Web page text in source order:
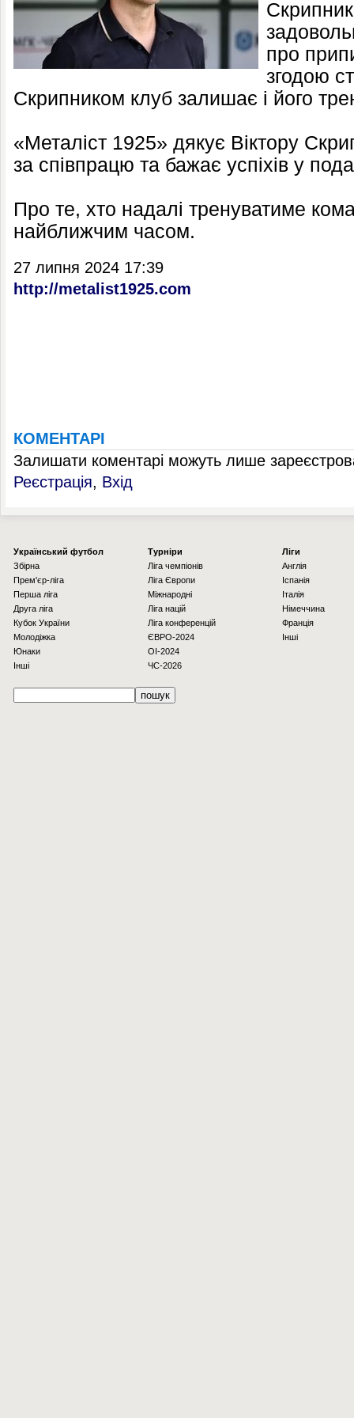
про
згодою
Скрипником клуб залишає і його
«Металіст 1925» дякує Віктору
за співпрацю та бажає успіхів у
Про те, хто надалі тренуватиме
найближчим часом.
27 липня 2024 17:39
http://metalist1925.com
КОМЕНТАРІ
Залишати коментарі можуть лише
Реєстрація, Вхід
Українcький футбол
Збірна
Прем'єр-ліга
Перша ліга
Друга ліга
Кубок України
Молодіжка
Юнаки
Інші
Турніри
Ліга чемпіонів
Ліга Європи
Міжнародні
Ліга націй
Ліга конференцій
ЄВРО-2024
OI-2024
ЧС-2026
Ліги
Англія
Іспанія
Італія
Німеччина
Франція
Інші